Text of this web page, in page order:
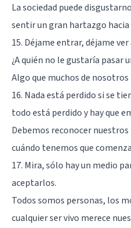
La sociedad puede
sentir un gran hartazgo hacia
15. Déjame entrar, déjame
¿A quién no le gustaría pasar
Algo que muchos de
16. Nada está perdido si se
todo está perdido y hay que
Debemos reconocer
cuándo tenemos que
17. Mira, sólo hay un medio
aceptarlos.
Todos somos personas, los
cualquier ser vivo merece